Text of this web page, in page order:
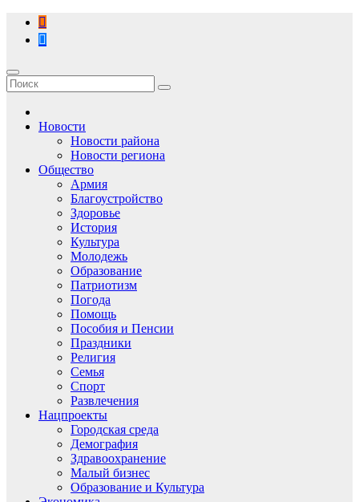
Перейти
содержимому
Новости
Новости района
Новости региона
Общество
Армия
Благоустройство
Здоровье
История
Культура
Молодежь
Образование
Патриотизм
Погода
Помощь
Пособия и Пенсии
Праздники
Религия
Семья
Спорт
Развлечения
Нацпроекты
Городская среда
Демография
Здравоохранение
Малый бизнес
Образование и Культура